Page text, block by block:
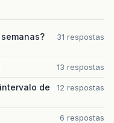
'00:25:32',
31 respostas
13 respostas
de
12 respostas
6 respostas